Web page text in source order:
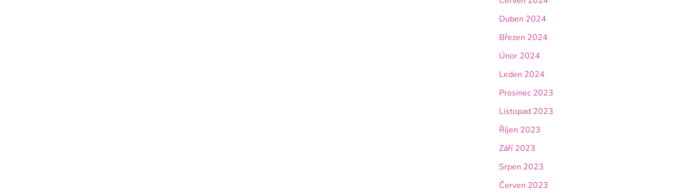
Duben 2024
Březen 2024
Únor 2024
Leden 2024
Prosinec 2023
Listopad 2023
Říjen 2023
Září 2023
Srpen 2023
Červen 2023